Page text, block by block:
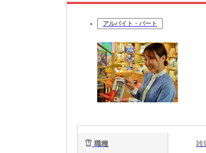
アルバイト・パート
職種 雑